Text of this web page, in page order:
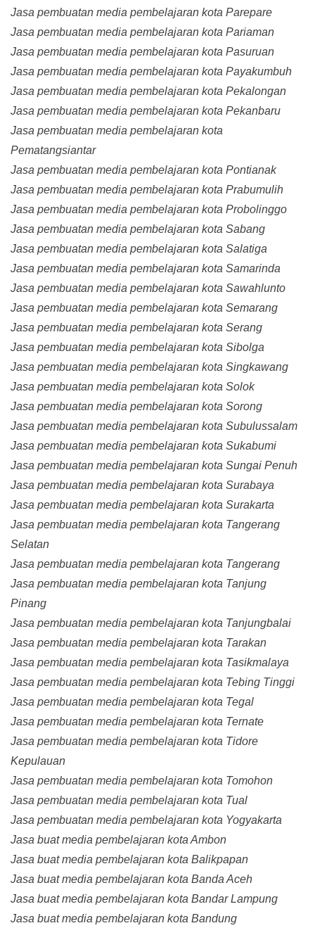
Jasa pembuatan media pembelajaran kota Parepare
Jasa pembuatan media pembelajaran kota Pariaman
Jasa pembuatan media pembelajaran kota Pasuruan
Jasa pembuatan media pembelajaran kota Payakumbuh
Jasa pembuatan media pembelajaran kota Pekalongan
Jasa pembuatan media pembelajaran kota Pekanbaru
Jasa pembuatan media pembelajaran kota
Pematangsiantar
Jasa pembuatan media pembelajaran kota Pontianak
Jasa pembuatan media pembelajaran kota Prabumulih
Jasa pembuatan media pembelajaran kota Probolinggo
Jasa pembuatan media pembelajaran kota Sabang
Jasa pembuatan media pembelajaran kota Salatiga
Jasa pembuatan media pembelajaran kota Samarinda
Jasa pembuatan media pembelajaran kota Sawahlunto
Jasa pembuatan media pembelajaran kota Semarang
Jasa pembuatan media pembelajaran kota Serang
Jasa pembuatan media pembelajaran kota Sibolga
Jasa pembuatan media pembelajaran kota Singkawang
Jasa pembuatan media pembelajaran kota Solok
Jasa pembuatan media pembelajaran kota Sorong
Jasa pembuatan media pembelajaran kota Subulussalam
Jasa pembuatan media pembelajaran kota Sukabumi
Jasa pembuatan media pembelajaran kota Sungai Penuh
Jasa pembuatan media pembelajaran kota Surabaya
Jasa pembuatan media pembelajaran kota Surakarta
Jasa pembuatan media pembelajaran kota Tangerang
Selatan
Jasa pembuatan media pembelajaran kota Tangerang
Jasa pembuatan media pembelajaran kota Tanjung
Pinang
Jasa pembuatan media pembelajaran kota Tanjungbalai
Jasa pembuatan media pembelajaran kota Tarakan
Jasa pembuatan media pembelajaran kota Tasikmalaya
Jasa pembuatan media pembelajaran kota Tebing Tinggi
Jasa pembuatan media pembelajaran kota Tegal
Jasa pembuatan media pembelajaran kota Ternate
Jasa pembuatan media pembelajaran kota Tidore
Kepulauan
Jasa pembuatan media pembelajaran kota Tomohon
Jasa pembuatan media pembelajaran kota Tual
Jasa pembuatan media pembelajaran kota Yogyakarta
Jasa buat media pembelajaran kota Ambon
Jasa buat media pembelajaran kota Balikpapan
Jasa buat media pembelajaran kota Banda Aceh
Jasa buat media pembelajaran kota Bandar Lampung
Jasa buat media pembelajaran kota Bandung